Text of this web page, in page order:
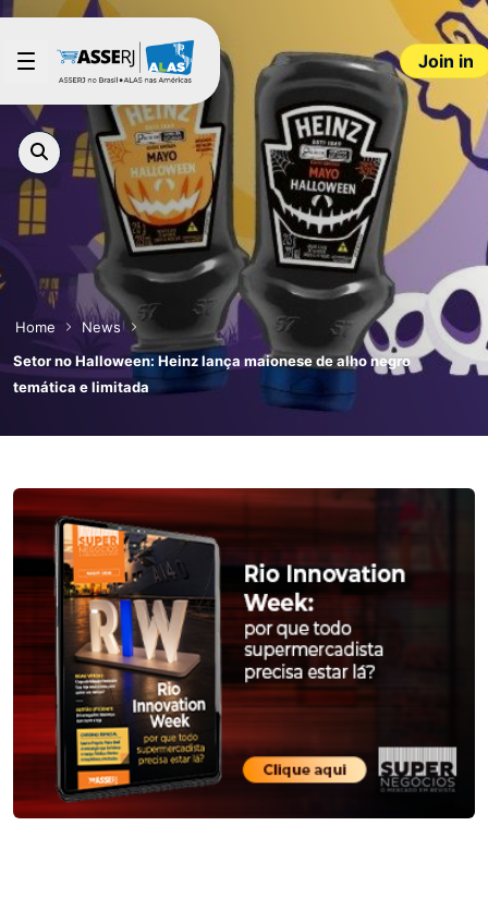
Skip to Main Content
Join in
Home
News
Setor no Halloween: Heinz lança maionese de alho negro
temática e limitada